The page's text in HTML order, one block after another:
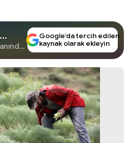
Google’da tercih edilen
kaynak olarak ekleyin